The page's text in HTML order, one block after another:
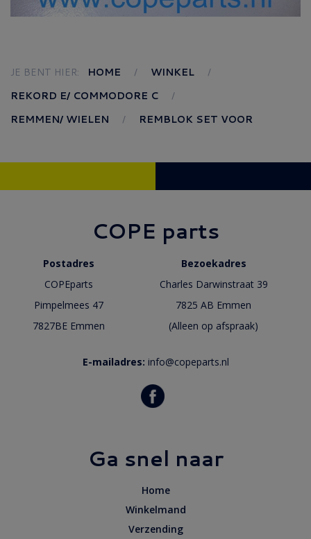
JE BENT HIER: HOME
WINKEL
REKORD E/ COMMODORE C
REMMEN/ WIELEN
REMBLOK SET VOOR
COPE parts
Postadres
Bezoekadres
COPEparts
Charles Darwinstraat 39
Pimpelmees 47
7825 AB Emmen
7827BE Emmen
(Alleen op afspraak)
E-mailadres: info@copeparts.nl
Ga snel naar
Home
Winkelmand
Verzending